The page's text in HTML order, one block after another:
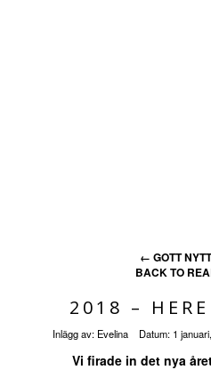
← GOTT
BACK TO
2018 –
Inlägg av: Evelina Datum: 1
Vi firade in det nya